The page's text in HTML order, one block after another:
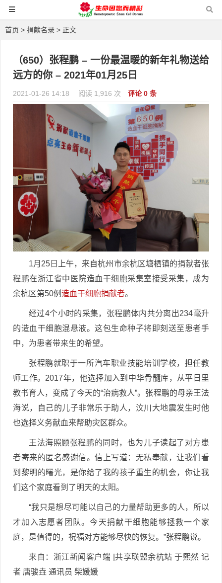
首页 > 捐献名录 > 正文
（650）张程鹏 – 一份最温暖的新年礼物送给
远方的你 – 2021年01月25日
2021-01-26 14:18 阅读 1,916 次 评论 0 条
1月25日上午，来自杭州市余杭区塘栖镇的捐献者张
程鹏在浙江省中医院造血干细胞采集室接受采集，成为
余杭区第50例 造血干细胞捐献者。
经过4个小时的采集，张程鹏体内共分离出234毫升
的造血干细胞混悬液。这包生命种子将即刻送至患者手
中，为患者带来生的希望。
张程鹏就职于一所汽车职业技能培训学校，担任教
师工作。2017年，他选择加入到中华骨髓库，从平日里
教书育人，变成了今天的“治病救人”。张程鹏的母亲王法
海说，自己的儿子非常乐于助人，汶川大地震发生时他
也选择义务献血来帮助灾区群众。
王法海照顾张程鹏的同时，也为儿子读起了对方患
者寄来的匿名感谢信。信上写道：无私奉献，让我们看
到黎明的曙光，是你给了我的孩子重生的机会，你让我
们这个家庭看到了明天的太阳。
“我只是想尽可能以自己的力量帮助更多的人，所以
才加入志愿者团队。今天捐献干细胞能够拯救一个家
庭，是值得的，祝福对方能够尽快的恢复。”张程鹏说。
来自：浙江新闻客户端 |共享联盟余杭站 于熙然 记
者 唐骏垚 通讯员 柴媛媛